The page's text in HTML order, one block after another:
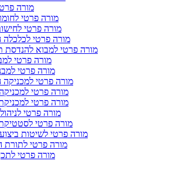
מורה
מורה פרטי
מורה פרטי
מורה פרטי לכלכלה
מורה פרטי למבוא להנדסת
מורה פרטי
מורה פרטי
מורה פרטי
מורה פרטי
מורה פרטי
מורה פרטי
מורה פרטי
מורה פרטי לשיטות
מורה פרטי לתורת
מורה פרטי